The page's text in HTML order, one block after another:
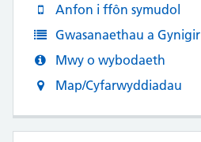
Anfon i ffôn symudol
Gwasanaethau a Gynigir
Mwy o wybodaeth
Map/Cyfarwyddiadau